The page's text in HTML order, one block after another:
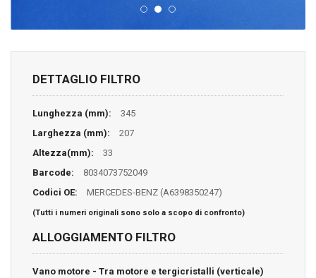
DETTAGLIO FILTRO
Lunghezza (mm):
345
Larghezza (mm):
207
Altezza(mm):
33
Barcode:
8034073752049
Codici OE:
MERCEDES-BENZ (A6398350247)
(Tutti i numeri originali sono solo a scopo di confronto)
ALLOGGIAMENTO FILTRO
Vano motore - Tra motore e tergicristalli (verticale)